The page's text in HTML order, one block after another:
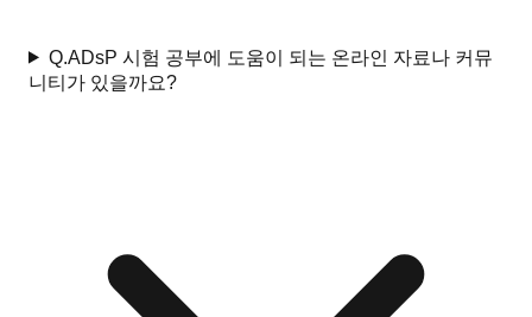
Q.ADsP 시험 공부에 도움이 되는 온라인 자료나 커뮤
니티가 있을까요?